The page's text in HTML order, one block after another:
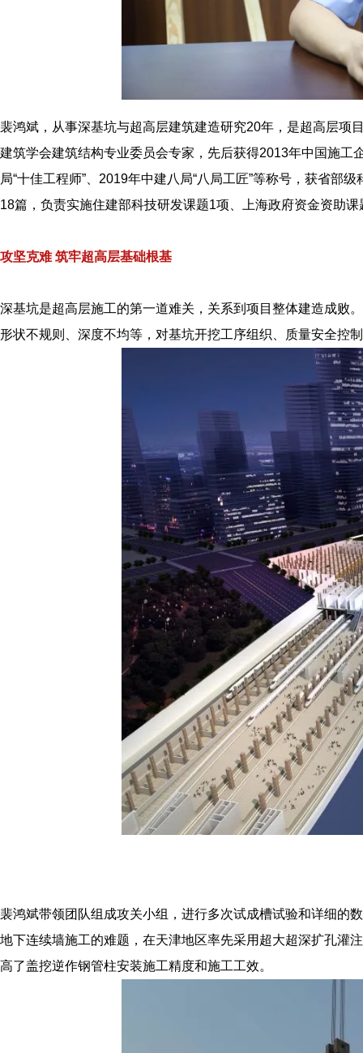
裴鸿斌，从事深基坑与超高层建筑建造研究20年，是超高层项
建筑学会建筑结构专业委员会专家，先后获得2013年中国施
局“十佳工程师”、2019年中建八局“八局工匠”等称号，获省部
18篇，负责实施住建部科技研发课题1项、上海政府资金资助
攻坚克难 筑牢超高层基础根基
深基坑是超高层施工的第一道难关，关系到项目整体建造成败
形状不规则、深度不均等，对基坑开挖工序组织、质量安全控
裴鸿斌带领团队组成攻关小组，进行多次试成槽试验和详细的
地下连续墙施工的难题，在天津地区率先采用超大超深扩孔灌
高了盖挖逆作钢管柱安装施工精度和施工工效。